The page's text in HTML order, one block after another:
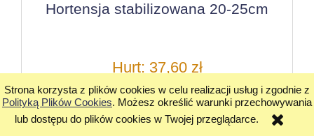
Strona korzysta z plików cookies w celu realizacji usług i zgodnie z
Polityką Plików Cookies. Możesz określić warunki przechowywania
lub dostępu do plików cookies w Twojej przeglądarce.
Hortensja stabilizowana 20-25cm
Hurt: 37,60 zł
Cena detaliczna: 56,40 zł